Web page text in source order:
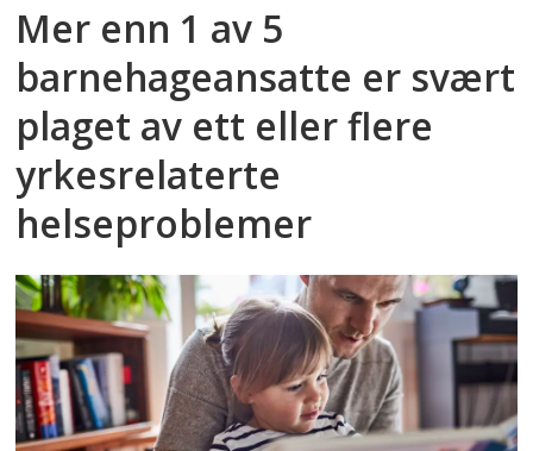
Mer enn 1 av 5
barnehageansatte er svært
plaget av ett eller flere
yrkesrelaterte
helseproblemer